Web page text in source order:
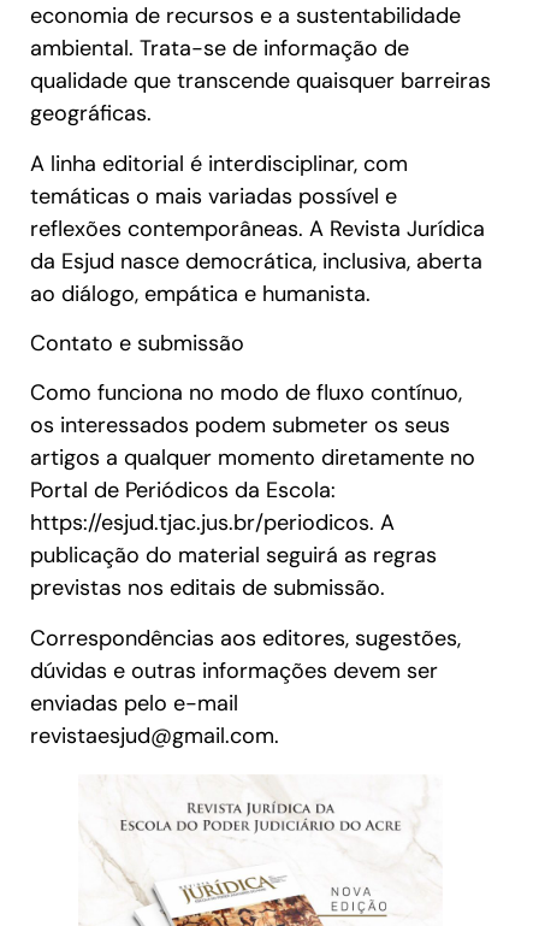
economia de recursos e a sustentabilidade
ambiental. Trata-se de informação de
qualidade que transcende quaisquer barreiras
geográficas.
A linha editorial é interdisciplinar, com
temáticas o mais variadas possível e
reflexões contemporâneas. A Revista Jurídica
da Esjud nasce democrática, inclusiva, aberta
ao diálogo, empática e humanista.
Contato e submissão
Como funciona no modo de fluxo contínuo,
os interessados podem submeter os seus
artigos a qualquer momento diretamente no
Portal de Periódicos da Escola:
https://esjud.tjac.jus.br/periodicos. A
publicação do material seguirá as regras
previstas nos editais de submissão.
Correspondências aos editores, sugestões,
dúvidas e outras informações devem ser
enviadas pelo e-mail
revistaesjud@gmail.com.